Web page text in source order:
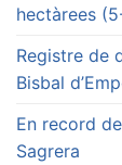
hectàrees
Registre de
Bisbal
En record
Sagrera